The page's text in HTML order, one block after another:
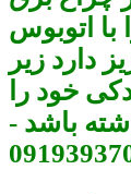
با اتوبوس
دارد زیر
خود را
باشد -